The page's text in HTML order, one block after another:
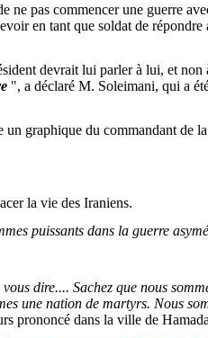
ne pas commencer une guerre
en tant que soldat de répondre
devrait lui parler à lui, et non
", a déclaré M. Soleimani, qui a
un graphique du commandant de
la vie des Iraniens.
puissants dans la guerre
vous dire.... Sachez que nous
une nation de martyrs. Nous
prononcé dans la ville de